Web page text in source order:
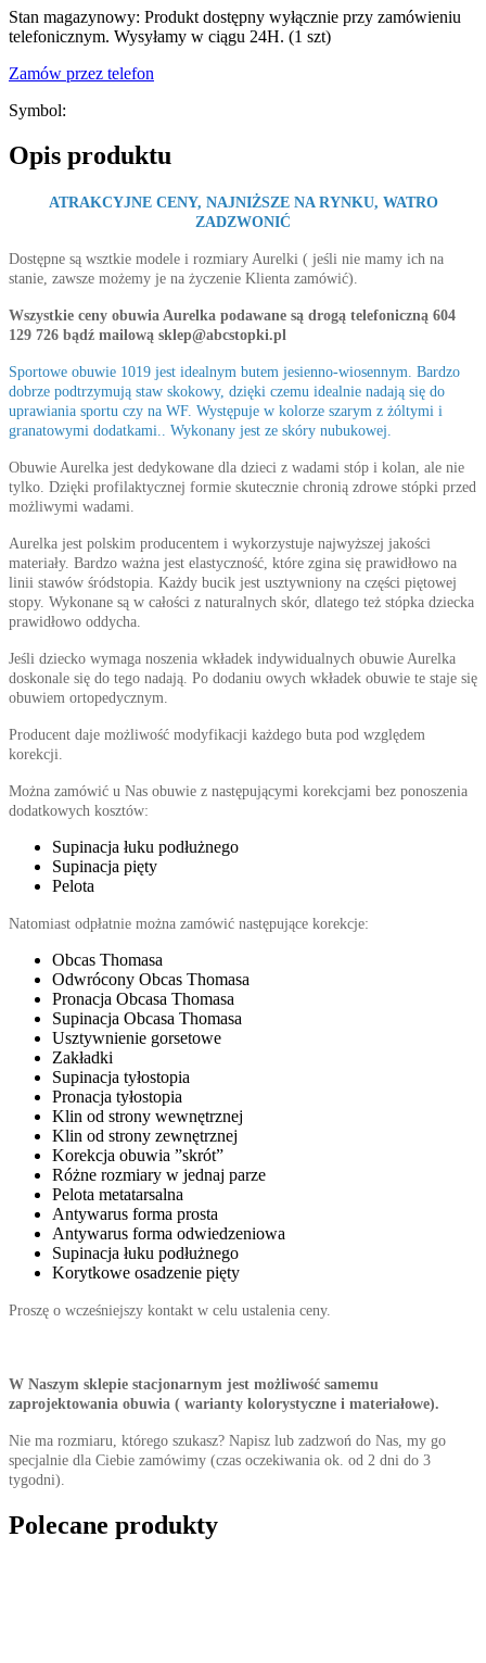
Stan magazynowy: Produkt dostępny wyłącznie przy zamówieniu
telefonicznym. Wysyłamy w ciągu 24H. (1 szt)
Zamów przez telefon
Symbol:
Opis produktu
ATRAKCYJNE CENY, NAJNIŻSZE NA RYNKU, WATRO
ZADZWONIĆ
Dostępne są wsztkie modele i rozmiary Aurelki ( jeśli nie mamy ich na
stanie, zawsze możemy je na życzenie Klienta zamówić).
Wszystkie ceny obuwia Aurelka podawane są drogą telefoniczną 604
129 726 bądź mailową sklep@abcstopki.pl
Sportowe obuwie 1019 jest idealnym butem jesienno-wiosennym. Bardzo
dobrze podtrzymują staw skokowy, dzięki czemu idealnie nadają się do
uprawiania sportu czy na WF. Występuje w kolorze szarym z żóltymi i
granatowymi dodatkami.. Wykonany jest ze skóry nubukowej.
Obuwie Aurelka jest dedykowane dla dzieci z wadami stóp i kolan, ale nie
tylko. Dzięki profilaktycznej formie skutecznie chronią zdrowe stópki przed
możliwymi wadami.
Aurelka jest polskim producentem i wykorzystuje najwyższej jakości
materiały. Bardzo ważna jest elastyczność, które zgina się prawidłowo na
linii stawów śródstopia. Każdy bucik jest usztywniony na części piętowej
stopy. Wykonane są w całości z naturalnych skór, dlatego też stópka dziecka
prawidłowo oddycha.
Jeśli dziecko wymaga noszenia wkładek indywidualnych obuwie Aurelka
doskonale się do tego nadają. Po dodaniu owych wkładek obuwie te staje się
obuwiem ortopedycznym.
Producent daje możliwość modyfikacji każdego buta pod względem
korekcji.
Można zamówić u Nas obuwie z następującymi korekcjami bez ponoszenia
dodatkowych kosztów:
Supinacja łuku podłużnego
Supinacja pięty
Pelota
Natomiast odpłatnie można zamówić następujące korekcje:
Obcas Thomasa
Odwrócony Obcas Thomasa
Pronacja Obcasa Thomasa
Supinacja Obcasa Thomasa
Usztywnienie gorsetowe
Zakładki
Supinacja tyłostopia
Pronacja tyłostopia
Klin od strony wewnętrznej
Klin od strony zewnętrznej
Korekcja obuwia ”skrót”
Różne rozmiary w jednaj parze
Pelota metatarsalna
Antywarus forma prosta
Antywarus forma odwiedzeniowa
Supinacja łuku podłużnego
Korytkowe osadzenie pięty
Proszę o wcześniejszy kontakt w celu ustalenia ceny.
W Naszym sklepie stacjonarnym jest możliwość samemu
zaprojektowania obuwia ( warianty kolorystyczne i materiałowe).
Nie ma rozmiaru, którego szukasz? Napisz lub zadzwoń do Nas, my go
specjalnie dla Ciebie zamówimy (czas oczekiwania ok. od 2 dni do 3
tygodni).
Polecane produkty